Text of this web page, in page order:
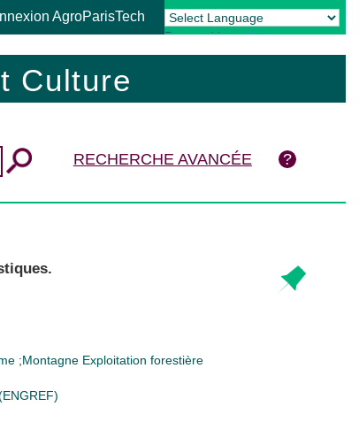
AgroParisTech
Powered by Translate
Culture
RECHERCHE AVANCÉE
;Montagne Exploitation forestière